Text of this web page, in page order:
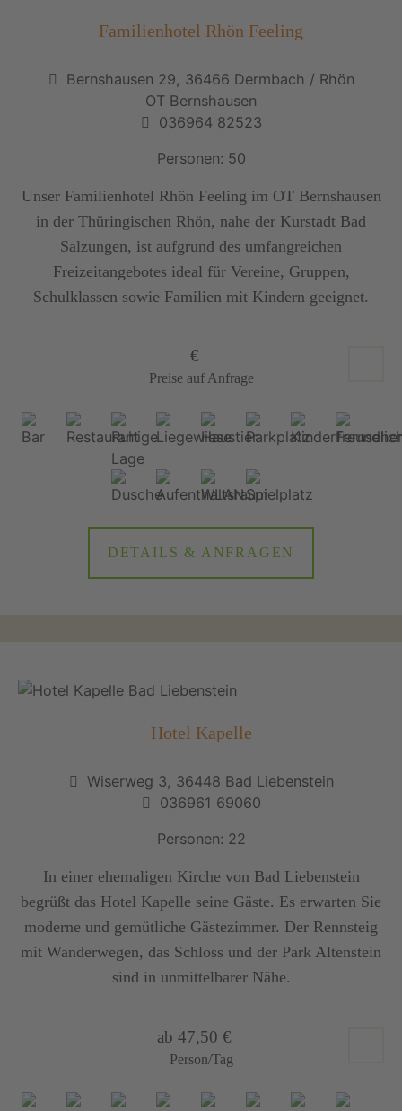
Familienhotel Rhön Feeling
Bernshausen 29, 36466 Dermbach / Rhön
OT Bernshausen
036964 82523
Personen: 50
Unser Familienhotel Rhön Feeling im OT Bernshausen
in der Thüringischen Rhön, nahe der Kurstadt Bad
Salzungen, ist aufgrund des umfangreichen
Freizeitangebotes ideal für Vereine, Gruppen,
Schulklassen sowie Familien mit Kindern geeignet.
€
Preise auf Anfrage
DETAILS & ANFRAGEN
Hotel Kapelle
Wiserweg 3, 36448 Bad Liebenstein
036961 69060
Personen: 22
In einer ehemaligen Kirche von Bad Liebenstein
begrüßt das Hotel Kapelle seine Gäste. Es erwarten Sie
moderne und gemütliche Gästezimmer. Der Rennsteig
mit Wanderwegen, das Schloss und der Park Altenstein
sind in unmittelbarer Nähe.
ab 47,50 €
Person/Tag